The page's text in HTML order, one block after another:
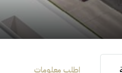
اطلب معلومات